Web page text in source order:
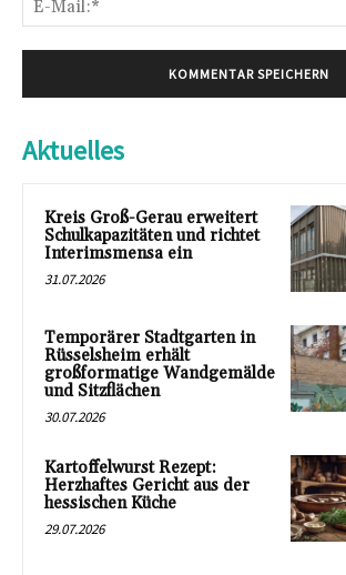
Aktuelles
Kreis Groß-Gerau erweitert
Schulkapazitäten und richtet
Interimsmensa ein
31.07.2026
Temporärer Stadtgarten in
Rüsselsheim erhält
großformatige Wandgemälde
und Sitzflächen
30.07.2026
Kartoffelwurst Rezept:
Herzhaftes Gericht aus der
hessischen Küche
29.07.2026